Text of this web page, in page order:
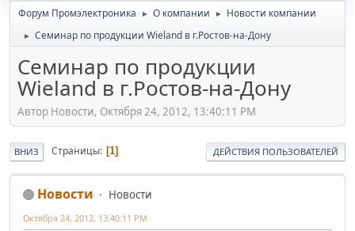
Форум Промэлектроника ► О компании ► Новости компании
► Семинар по продукции Wieland в г.Ростов-на-Дону
Семинар по продукции
Wieland в г.Ростов-на-Дону
Автор Новости, Октября 24, 2012, 13:40:11 PM
ВНИЗ Страницы 1 ДЕЙСТВИЯ ПОЛЬЗОВАТЕЛЕЙ
Новости Новости
Октября 24, 2012, 13:40:11 PM